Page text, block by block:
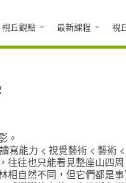
視丘觀點 最新課程 視
。
寫能力 < 視覺藝術 < 藝術
往往也只能看見整座山四
相自然不同，但它們都是